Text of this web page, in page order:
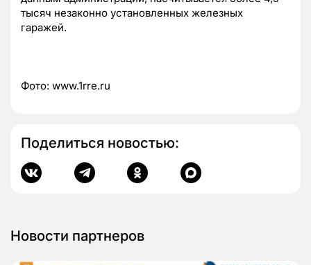
тысяч незаконно установленных железных
гаражей.
Фото: www.1rre.ru
Поделиться новостью:
Новости партнеров